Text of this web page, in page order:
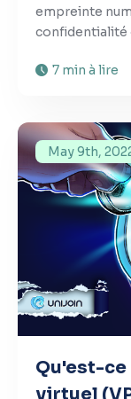
empreinte
confidentialité
7 min à lire
May 9th,
Qu'est-ce
virtuel